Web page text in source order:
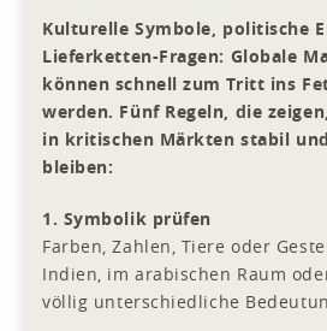
Kulturelle Symbole, politische
Lieferketten-Fragen: Globale
können schnell zum Tritt ins
werden. Fünf Regeln, die
in kritischen Märkten stabil
bleiben:
1. Symbolik prüfen
Farben, Zahlen, Tiere oder
Indien, im arabischen Raum
völlig unterschiedliche